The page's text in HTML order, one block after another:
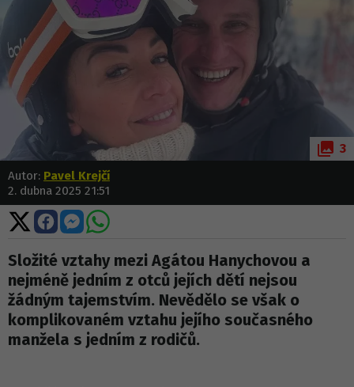
3
Autor: Pavel Krejčí
2. dubna 2025 21:51
Sdílet
na
X
Sdílet
na
Facebooku
Sdílet
na
Messengeru
Sdílet
WhatsApp
Složité vztahy mezi Agátou Hanychovou a
nejméně jedním z otců jejích dětí nejsou
žádným tajemstvím. Nevědělo se však o
komplikovaném vztahu jejího současného
manžela s jedním z rodičů.